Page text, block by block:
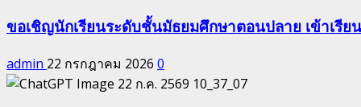
ขอเชิญนักเรียนระดับชั้นมัธยมศึกษาตอนปลาย เข้าเรี
admin 22 กรกฎาคม 2026 0